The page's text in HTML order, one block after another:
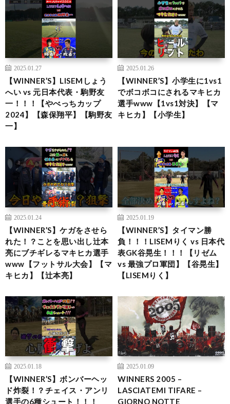
2025.01.27
【WINNER’S】LISEMしょう
へい vs 元日本代表・駒野友
一！！！【やべっちカップ
2024】【森保翔平】【駒野友
一】
2025.01.26
【WINNER’S】小学生に1vs1
でボコボコにされるマキヒカ
選手www【1vs1対決】【マ
キヒカ】【小学生】
2025.01.24
【WINNER’S】ケガをさせら
れた！？ことを思い出し辻本
亮にブチギレるマキヒカ選手
www【フットサル大会】【マ
キヒカ】【辻本亮】
2025.01.19
【WINNER’S】タイマン勝
負！！！LISEMりく vs 日本代
表GK谷晃生！！！【リゼム
vs 最強プロ軍団】【谷晃生】
【LISEMりく】
2025.01.18
【WINNER’S】ボンバーヘッ
ド炸裂！？チェイス・アンリ
選手の6種シュート！！！
2025.01.09
WINNERS 2005 –
LASCIATEMI TIFARE –
GIORNO NOTTE